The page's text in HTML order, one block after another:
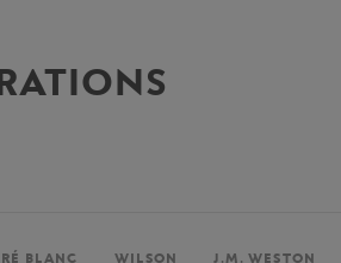
BLANC WILSON J.M. WESTON